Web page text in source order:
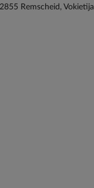
Remscheid, Vokietija